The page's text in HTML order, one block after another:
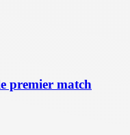
premier match